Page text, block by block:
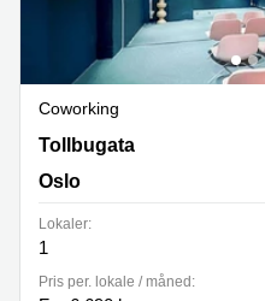
Coworking
Tollbugata 8, Oslo
Tollbugata
Oslo
Lokaler:
1
Pris per. lokale / måned: